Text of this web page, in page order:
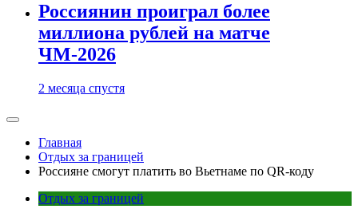
Россиянин проиграл более
миллиона рублей на матче
ЧМ-2026
2 месяца спустя
Главная
Отдых за границей
Россияне смогут платить во Вьетнаме по QR-коду
Отдых за границей